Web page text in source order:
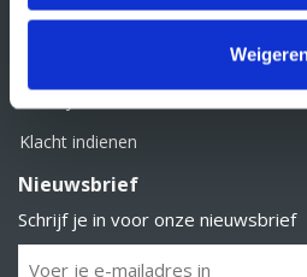
Retourbeleid
Klacht indienen
Nieuwsbrief
Schrijf je in voor onze nieuwsbrief